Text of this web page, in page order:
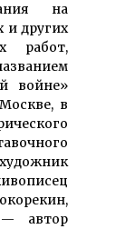
на
и других
работ,
войне»
в
— автор